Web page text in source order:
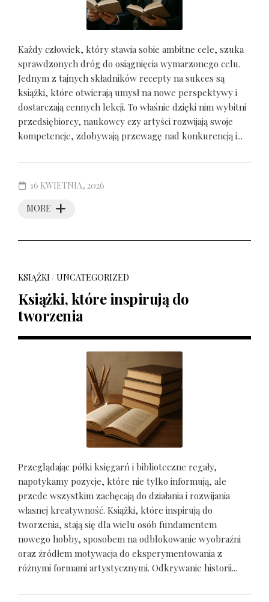
Każdy człowiek, który stawia sobie ambitne cele, szuka
sprawdzonych dróg do osiągnięcia wymarzonego celu.
Jednym z tajnych składników recepty na sukces są
książki, które otwierają umysł na nowe perspektywy i
dostarczają cennych lekcji. To właśnie dzięki nim wybitni
przedsiębiorcy, naukowcy czy artyści rozwijają swoje
kompetencje, zdobywają przewagę nad konkurencją i...
MORE
16 KWIETNIA, 2026
KSIĄŻKI /UNCATEGORIZED
Książki, które inspirują do
tworzenia
Przeglądając półki księgarń i biblioteczne regały,
napotykamy pozycje, które nie tylko informują, ale
przede wszystkim zachęcają do działania i rozwijania
własnej kreatywność. Książki, które inspirują do
tworzenia, stają się dla wielu osób fundamentem
nowego hobby, sposobem na odblokowanie wyobraźni
oraz źródłem motywacja do eksperymentowania z
różnymi formami artystycznymi. Odkrywanie historii...